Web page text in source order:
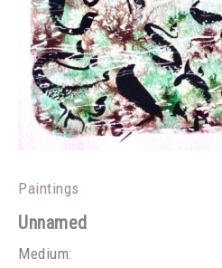
Paintings
Unnamed
Medium: